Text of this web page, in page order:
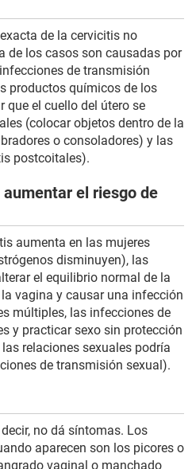
de la cervicitis no
de los casos son causadas por
de transmisión
productos químicos de los
que el cuello del útero se
(colocar objetos dentro de la
o consoladores) y las
postcoitales).
el riesgo de
aumenta en las mujeres
disminuyen), las
el equilibrio normal de la
vagina y causar una infección
múltiples, las infecciones de
y practicar sexo sin protección
relaciones sexuales podría
de transmisión sexual).
no dá síntomas. Los
aparecen son los picores o
vaginal o manchado